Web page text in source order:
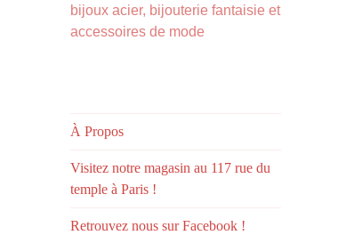
bijoux acier, bijouterie fantaisie et
accessoires de mode
À Propos
Visitez notre magasin au 117 rue du
temple à Paris !
Retrouvez nous sur Facebook !